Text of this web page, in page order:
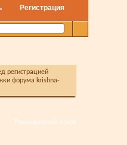
Регистрация
Расширенный поиск
регистрацией
форума krishna-